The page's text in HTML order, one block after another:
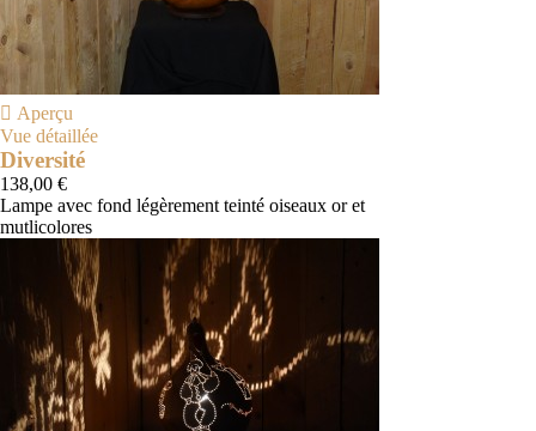
 Aperçu
Vue détaillée
Diversité
138,00 €
Lampe avec fond légèrement teinté oiseaux or et
mutlicolores